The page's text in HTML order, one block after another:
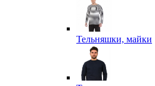
Тельняшки, майки